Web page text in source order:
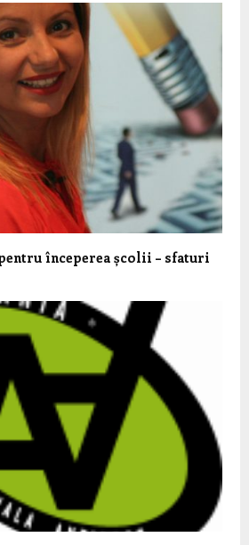
începerea școlii – sfaturi